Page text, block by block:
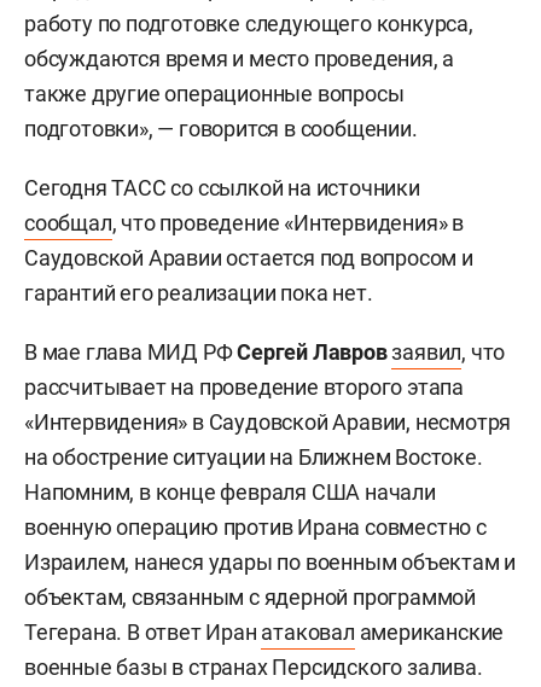
работу по подготовке следующего конкурса,
обсуждаются время и место проведения, а
также другие операционные вопросы
подготовки», — говорится в сообщении.
Сегодня ТАСС со ссылкой на источники
сообщал, что проведение «Интервидения» в
Саудовской Аравии остается под вопросом и
гарантий его реализации пока нет.
В мае глава МИД РФСергей Лавровзаявил, что
рассчитывает на проведение второго этапа
«Интервидения» в Саудовской Аравии, несмотря
на обострение ситуации на Ближнем Востоке.
Напомним, в конце февраля США начали
военную операцию против Ирана совместно с
Израилем, нанеся удары по военным объектам и
объектам, связанным с ядерной программой
Тегерана. В ответ Иран атаковал американские
военные базы в странах Персидского залива.